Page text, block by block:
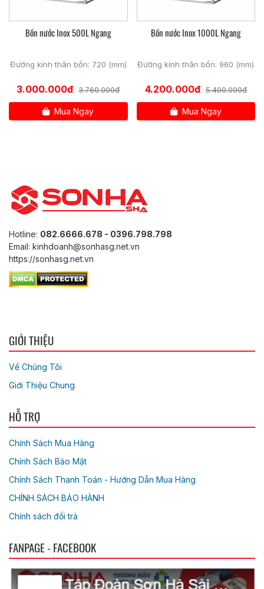
Bồn nước Inox 500L Ngang
Đường kính thân bồn: 720 (mm)
3.000.000đ 3.760.000đ
Mua Ngay
Bồn nước Inox 1000L Ngang
Đường kính thân bồn: 960 (mm)
4.200.000đ 5.400.000đ
Mua Ngay
Hotline: 082.6666.678 - 0396.798.798
Email: kinhdoanh@sonhasg.net.vn
https://sonhasg.net.vn
GIỚI THIỆU
Về Chúng Tôi
Giới Thiệu Chung
HỖ TRỢ
Chính Sách Mua Hàng
Chính Sách Bảo Mật
Chính Sách Thanh Toán - Hướng Dẫn Mua Hàng
CHÍNH SÁCH BẢO HÀNH
Chính sách đổi trả
FANPAGE - FACEBOOK